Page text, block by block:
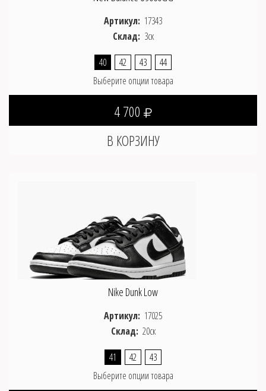
Артикул: 17343
Склад: 3ск
40 42 43
44
Выберите опции товара
4 700
Nike Dunk Low
Артикул: 17025
Склад: 20ск
41 42
43
Выберите опции товара